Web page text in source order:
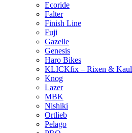
Ecoride
Falter
Finish Line
Fuji
Gazelle
Genesis
Haro Bikes
KLICKfix – Rixen & Kaul
Knog
Lazer
MBK
Nishiki
Ortlieb
Pelago